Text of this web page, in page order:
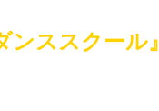
ンススクール』